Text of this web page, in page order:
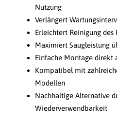
Nutzung
Verlängert
Erleichtert Reinigung des
Maximiert Saugleistung
Einfache Montage direkt
Kompatibel mit
Modellen
Nachhaltige Alternative
Wiederverwendbarkeit